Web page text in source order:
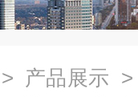
> 产品展示